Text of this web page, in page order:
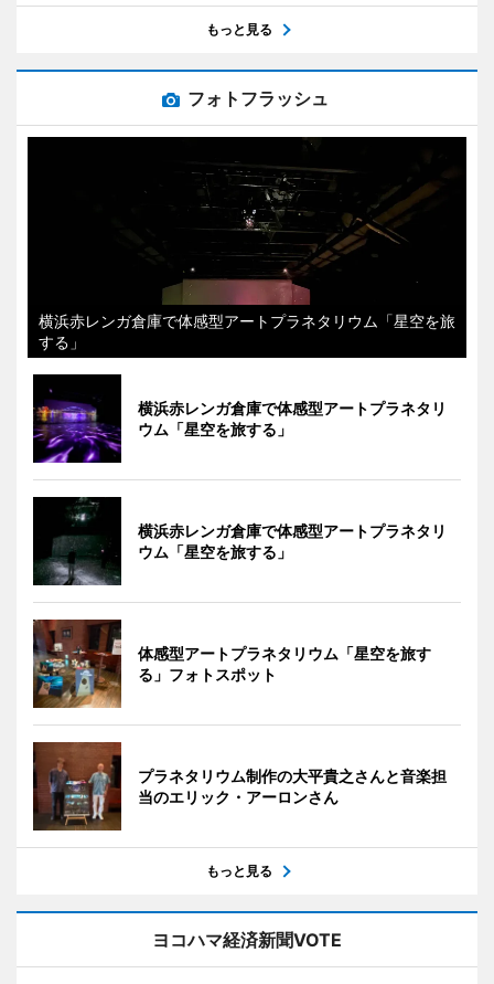
もっと見る
フォトフラッシュ
横浜赤レンガ倉庫で体感型アートプラネタリウム「星空を旅
する」
横浜赤レンガ倉庫で体感型アートプラネタリ
ウム「星空を旅する」
横浜赤レンガ倉庫で体感型アートプラネタリ
ウム「星空を旅する」
体感型アートプラネタリウム「星空を旅す
る」フォトスポット
プラネタリウム制作の大平貴之さんと音楽担
当のエリック・アーロンさん
もっと見る
ヨコハマ経済新聞VOTE